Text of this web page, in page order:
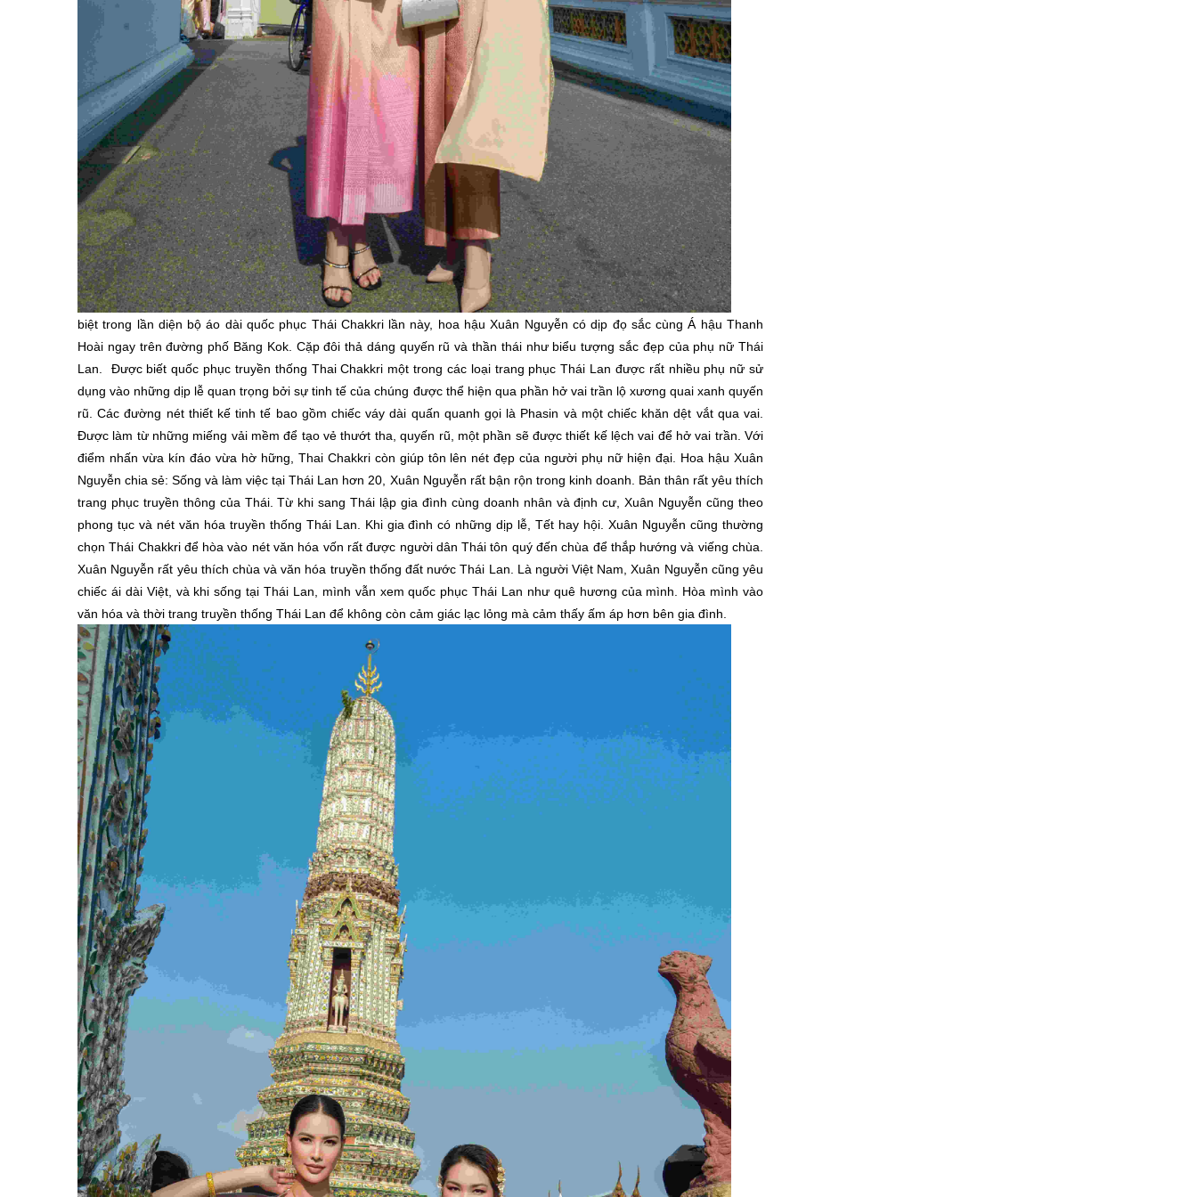
biệt trong lần diện bộ áo dài quốc phục Thái Chakkri lần này, hoa hậu Xuân Nguyễn có dịp đọ sắc cùng Á hậu Thanh
Hoài ngay trên đường phố Băng Kok. Cặp đôi thả dáng quyến rũ và thần thái như biểu tượng sắc đẹp của phụ nữ Thái
Lan. Được biết quốc phục truyền thống Thai Chakkri một trong các loại trang phục Thái Lan được rất nhiều phụ nữ sử
dụng vào những dịp lễ quan trọng bởi sự tinh tế của chúng được thể hiện qua phần hở vai trần lộ xương quai xanh quyến
rũ. Các đường nét thiết kế tinh tế bao gồm chiếc váy dài quấn quanh gọi là Phasin và một chiếc khăn dệt vắt qua vai.
Được làm từ những miếng vải mềm để tạo vẻ thướt tha, quyến rũ, một phần sẽ được thiết kế lệch vai để hở vai trần. Với
điểm nhấn vừa kín đáo vừa hờ hững, Thai Chakkri còn giúp tôn lên nét đẹp của người phụ nữ hiện đại. Hoa hậu Xuân
Nguyễn chia sẻ: Sống và làm việc tại Thái Lan hơn 20, Xuân Nguyễn rất bận rộn trong kinh doanh. Bản thân rất yêu thích
trang phục truyền thông của Thái. Từ khi sang Thái lập gia đình cùng doanh nhân và định cư, Xuân Nguyễn cũng theo
phong tục và nét văn hóa truyền thống Thái Lan. Khi gia đình có những dịp lễ, Tết hay hội. Xuân Nguyễn cũng thường
chọn Thái Chakkri để hòa vào nét văn hóa vốn rất được người dân Thái tôn quý đến chùa để thắp hướng và viếng chùa.
Xuân Nguyễn rất yêu thích chùa và văn hóa truyền thống đất nước Thái Lan. Là người Việt Nam, Xuân Nguyễn cũng yêu
chiếc ái dài Việt, và khi sống tại Thái Lan, mình vẫn xem quốc phục Thái Lan như quê hương của mình. Hòa mình vào
văn hóa và thời trang truyền thống Thái Lan để không còn cảm giác lạc lỏng mà cảm thấy ấm áp hơn bên gia đình.